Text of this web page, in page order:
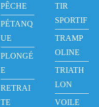
PÊCHE
PÉTANQ
UE
PLONGÉ
E
RETRAI
TE
TIR
SPORTIF
TRAMP
OLINE
TRIATH
LON
VOILE